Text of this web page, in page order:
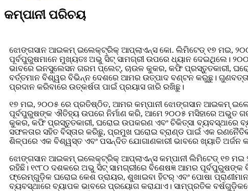
କମ୍ପାନୀ ପରିଚୟ
ଝୋଙ୍ଗସାନ ଆଇକମ୍ ଇଲେକ୍ଟ୍ରିକ୍ ଆପ୍ଲାଏନ୍ସ କୋ. ଲିମିଟେଡ୍ ୧୭ ମଇ,
ପୂର୍ବପୁରୁଷମାନେ ମୁଖ୍ୟତଃ ଅଭୁ ସିଟ୍ ସାମଗ୍ରୀ ଉପରେ ଧ୍ୟାନ ଦେଇଥିଲେ।
ଭାବରେ ଇନସୁଲେସନ ଗରମ ପ୍ଲେଟ୍, ଚାଉଳ କୁକର, କଫି ପ୍ରସ୍ତୁତକାରୀ,
ବର୍ତ୍ତମାନ ବିଶ୍ୱର ବିଭିନ୍ନ ଦେଶରେ ଆମର ଉତ୍ପାଦ ବଣ୍ଟନ କରୁଛୁ।
ପ୍ରଦାନ କରିବାରେ ଉତ୍କର୍ଷତା ପାଇଁ ପ୍ରୟାସ ଜାରି ରଖିଛୁ।
୧୭ ମଇ, ୨୦୦୫ ରେ ପ୍ରତିଷ୍ଠିତ, ଆମର କମ୍ପାନୀ ଝୋଙ୍ଗସାନ ଆଇକମ୍
ପୂର୍ବପୁରୁଷଙ୍କ ଐତିହ୍ୟ ଉପରେ ନିର୍ମାଣ କରି, ଆମେ ୨୦୦୫ ମସିହାରେ
କୁକର, କଫି ପ୍ରସ୍ତୁତକାରୀ, ଘରୋଇ ଉପକରଣ ଏବଂ ଚିକିତ୍ସା ବ୍ୟବସ୍ଥାରେ
ସଫଳତାର ସହିତ ବିସ୍ତାର କରିଛୁ, ପ୍ରମୁଖ ଘରୋଇ ବ୍ରାଣ୍ଡ ପାଇଁ ଏକ
ଶିଳ୍ପରେ ଏକ ବିଶ୍ୱସ୍ତ ଏବଂ ପସନ୍ଦିତ ଯୋଗାଣକାରୀ ଭାବରେ ଖ୍ୟାତି ଅର୍ଜନ
ଝୋଙ୍ଗସାନ ଆଇକମ୍ ଇଲେକ୍ଟ୍ରିକ୍ ଆପ୍ଲାଏନ୍ସ କମ୍ପାନୀ ଲିମିଟେଡ୍ ୧୭
ରହିଛି। ୧୯୮୦ ଦଶକରେ ଅଭୁ ସିଟ୍ ସାମଗ୍ରୀରେ ବିଶେଷଜ୍ଞ ଆମର
ଫ୍ରେମ୍ଗୁଡ଼ିକ ଘରୋଇ କେଶ ଡ୍ରାୟର, ଶୁଖାଇବା ହିଟର୍ ଏବଂ ପୋଷା
ବ୍ୟବସ୍ଥାରେ ବ୍ୟାପକ ଭାବରେ ପ୍ରୟୋଗ କରାଯାଏ। ସାମ୍ପ୍ରତିକ